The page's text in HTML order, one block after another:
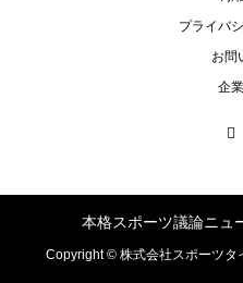
プライバ
お問
企
本格スポーツ議論ニュ
Copyright ©株式会社スポーツタ